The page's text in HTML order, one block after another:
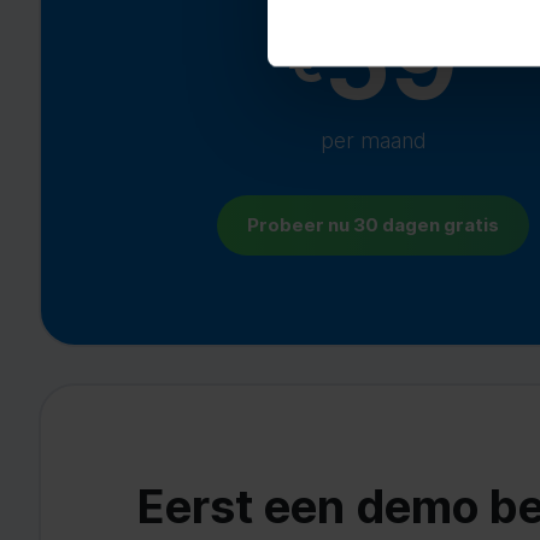
€59
per maand
Probeer nu 30 dagen gratis
Eerst een demo